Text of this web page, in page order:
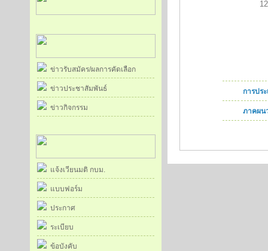
ข่าวรับสมัคร/ผลการคัดเลือก
ข่าวประชาสัมพันธ์
ข่าวกิจกรรม
แจ้งเวียนมติ กบม.
แบบฟอร์ม
ประกาศ
ระเบียบ
ข้อบังคับ
12.
การปร
ภาคผน